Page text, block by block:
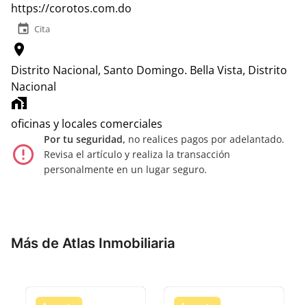
https://corotos.com.do
event Cita
location_on
Distrito Nacional, Santo Domingo. Bella Vista, Distrito
Nacional
home_work
oficinas y locales comerciales
error_outline
Por tu seguridad, no realices pagos por adelantado.
Revisa el artículo y realiza la transacción
personalmente en un lugar seguro.
Más de Atlas Inmobiliaria